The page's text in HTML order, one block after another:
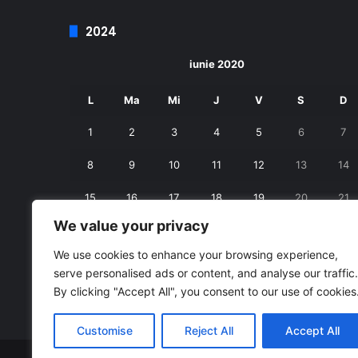
We value your privacy
We use cookies to enhance your browsing experience,
serve personalised ads or content, and analyse our traffic.
By clicking "Accept All", you consent to our use of
Customise Reject All Accept All
2024
iunie 2020
L Ma Mi J V S D
1 2 3 4 5 6 7
8 9 10 11 12 13 14
15 16 17 18 19 20 21
22 23 24
29 30